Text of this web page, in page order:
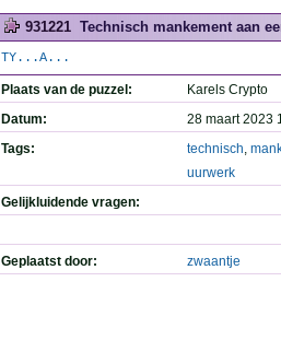
931221 Technisch mankement aan
TY...A...
Plaats van de puzzel:
Karels Crypto
Datum:
28 maart 2023
Tags:
technisch,
uurwerk
Gelijkluidende vragen:
Geplaatst door: zwaantje